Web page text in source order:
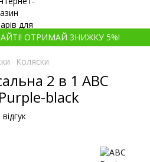
ОТРИМАЙ ЗНИЖКУ 5%!
Коляски
2 в 1 ABC
black